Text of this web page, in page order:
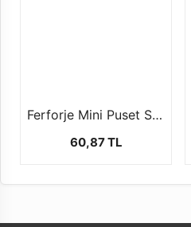
Ferforje Mini Puset Sepet (1 Paket- 10 Adet) PST01
60,87 TL